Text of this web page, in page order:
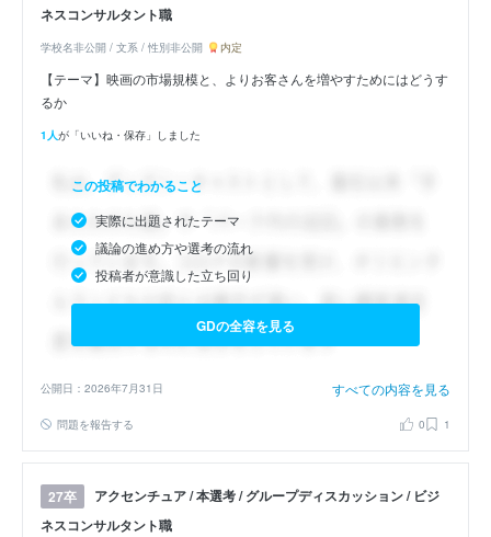
ネスコンサルタント職
学校名非公開 / 文系 / 性別非公開 内定
【テーマ】映画の市場規模と、よりお客さんを増やすためにはどうす
るか
1人が「いいね・保存」しました
この投稿でわかること
実際に出題されたテーマ
議論の進め方や選考の流れ
投稿者が意識した立ち回り
GDの全容を見る
公開日：2026年7月31日 すべての内容を見る
問題を報告する 0 1
27卒
アクセンチュア / 本選考 / グループディスカッション / ビジ
ネスコンサルタント職